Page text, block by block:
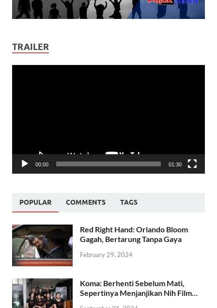
TRAILER
00:00 01:30
POPULAR COMMENTS TAGS
Red Right Hand: Orlando Bloom
Gagah, Bertarung Tanpa Gaya
February 29, 2024
Koma: Berhenti Sebelum Mati,
Sepertinya Menjanjikan Nih Film…